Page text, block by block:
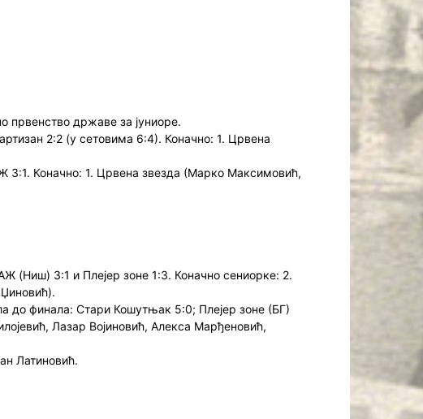
првенство државе за јуниоре.
2:2 (у сетовима 6:4). Коначно: 1. Црвена
3:1. Коначно: 1. Црвена звезда (Марко Максимовић,
(Ниш) 3:1 и Плејер зоне 1:3. Коначно сениорке: 2.
до финала: Стари Кошутњак 5:0; Плејер зоне (БГ)
Лазар Војиновић, Алекса Марђеновић,
Латиновић.